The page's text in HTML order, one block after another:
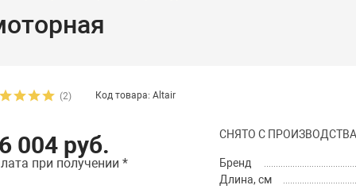
(2) Код товара: Altair
004 руб.
при получении *
СНЯТО С
Бренд
Длина, см